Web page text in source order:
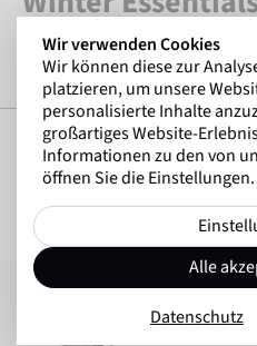
FUNKTIONSUNTERWÄSCHE
Reusch Leash Comfort SP - 1 pair
Wir verwenden Cookies
Wir können diese zur
platzieren, um unsere
personalisierte Inhalte
großartiges Website-
Informationen zu den von
öffnen Sie die Einstellungen.
Alle
Datenschutz